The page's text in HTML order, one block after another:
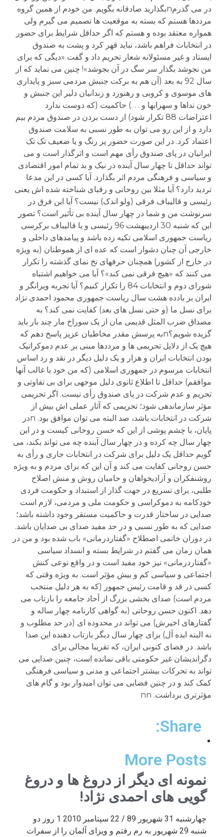
در می گذرمnبگذارید صادقانه بگویم. من خودم از همین گروه
مرددها هستم که بسته به موقعیت ها تصمیم می گیرم ولی
همواره معتقد بوده و هستم که اگر حداقل شرایط برای حضور
در انتخابات فراهم باشد، نباید قهر کرد و پشت به صندوق
ایستاد و غیر مسئولانه شعار تحریم داد و گفت «دیگی که برای
من نجوشد بگذار سر سگ در آن بجوشد»! چنین می نماید که از
سال 92 به بعد (آن هم به برکت جنبش مردمی سبز و پایداری
های موسوی و کروبی و رهنورد و زندانیان دلیر این جنبش و
خون نداها و سهرابها و . . .) حاکمیت (که دوست ندارد
اعتراضات 88 تکرار شود) از دست بردن در صندوق مردم بیم
دارد و از این رو می توان به طور نسبی به سلامت صندوق
اعتماد کرد. در این صورت حضور پر رنگ و یا ضعیف تک تک
ایرانیان در پای صندوق رأی مهم است و اثرگذار است و می
تواند حداقل تا چهار سال آینده در نیک و بد تمام امور اقتصادی
و سیاسی و فرهنگی مردم اثر بگذارد. آیا کسی در این مدعا
تردید دارد؟ آیا مثلا بین روحانی و رقبای شناخته شده اش یعنی
رئیسی و قالیباف فرقی (ولو اندک) نیست؟ آیا این فرق در
سرنوشت من و شما در چهار سال آینده بی تأثیر است؟ تصور
این که شنبه 30 اردیبهشت 96 رئیسی و یا قالیباف برکرسی
ریاست جمهوری اسلامی تکیه زده باشد و پیامدهای داخلی و
خارجی آن چنان دشوار است که عده ای از هموطنان (به ویژه
در خارج از کشور) همچنان حرفهای نخ نمای گذشته را تکرار
می کنند که «هیچ فرقی نمی کند»؟ آیا می خواهیم اشتباه
شورای دوم و انتخابات 84 را تکرار کنیم؟ آیا تجربه ویرانگر و
ایران بر بادده هشت سال ریاست جمهوری محمود احمدی نژاد
برای نسل ما (و حتی نسل های بعد) کفایت نمی کند؟ به
مصداق ضرب المثل قدیمی مان از یک سوراخ مار چند بار باید
گزیده شویم؟nبه پرسش مقدر مخاطبان عزیز پاسخ دهم که
هیچ یک از دلایل تحریمی ها و مرددها مبنی بر عدم دموکراتیک
بودن انتخابات ایران و هزار و یک دلیل دیگر در نقد و رد اساس
انتخابات مرسوم در جمهوری اسلامی (که من خود با غالب آنها
موافقم) حداقل تا اطلاع ثانوی دلیل موجهی برای بی تفاوتی و
تحریم و عدم شرکت در پای صندوق رأی نیست. اگر تحریمی
مؤثر سازماندهی شود؛ تحریمی که آثار عملی اش بیش از
شرکت در انتخابات باشد، صد البته می توان موافق بود. nدر
پایان، با چشم پوشی از این که حسن روحانی کیست و در این
چهار سال چه کرده و در چهار سال آینده چه می تواند بکند، می
گویم حداقل یک دلیل برای شرکت در انتخابات جاری و رأی به
حسن روحانی کفایت می کند و آن این که برای مردم و به ویژه
روشنفکران و آزادیخواهان و حامیان روش و منش اصلاح
طلبی، برای تسریع در جهت گذار از استبداد و حکومت فردی
خودکامه به دموکراسی و حکومت ملی و مردمی، لازم است
صدایی در ساختار قدرت و حاکمیت مستقر وجود داشته باشد؛
صدایی که به طور نسبی و در حد مفید صدای بی صدایان باشد.
در دوران خاتمی اصطلاح «گفتاردرمانی» باب شده بود و من در
همان زمان می گفتم در شرایط بسته و انسداد سیاسی
«گفتاردرمانی» نیز خود مفید است و در واقع نوعی کنش
اجتماعی و سیاسی کم و بیش مؤثر است. به ویژه وقتی که
کسی در قد و قامت رئیس جمهور (که به هر دلیل منتخب
مردم است) صدای بخشی بزرگ از آحاد جامعه را بازتاب می
دهد. اکنون حسن روحانی (به گواهی کارنامه چهار ساله و
گفتارهای اخیرش) می تواند در محدوده ای (در حد مطلوب و
نه البته ایده آل) برای چهار سال دیگر بازتاب دهنده این صدا
باشد. در فضای کنونی ایران، که تقریبا مجالی برای
دگراندیشان غیر حکومتی باقی نمانده است، چنین صدایی می
تواند به تحرکات بیشتر اجتماعی و مدنی و سیاسی فرهنگی
کمک کند و در چنین فضایی می توان امیدوار بود و گام های
مؤثرتری برداشت. nn
Share:
More Posts
نمونه ای دیگر از دروغ ها و دروغ
گویی های احمدی نژاد!
چهارشنبه 31 شهریور 89 / 22 سپتامبر 2010 1 روز دو
شنبه 29 شهریور به رم رفتم و ویزای آلمان را از سفرات